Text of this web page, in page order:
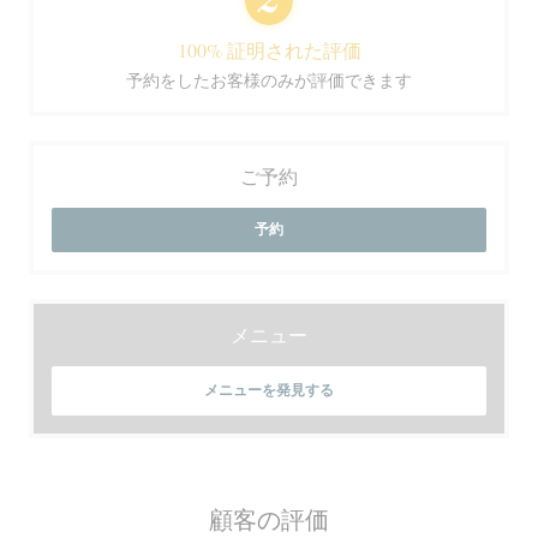
顧客の評価
100% 証明された評価
予約をしたお客様のみが評価できます
ご予約
予約
メニュー
メニューを発見する